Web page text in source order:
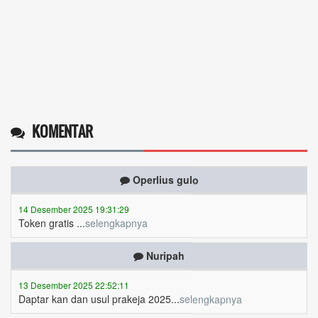
KOMENTAR
Operlius gulo
14 Desember 2025 19:31:29
Token gratis ...selengkapnya
Nuripah
Daptar kan dan usul prakeja 2025...selengkapnya
Erizal